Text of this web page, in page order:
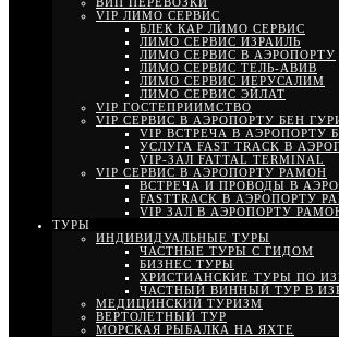
VIP ЛИМО СЕРВИС
БЛЕК КАР ЛИМО СЕРВИС
ЛИМО СЕРВИС ИЗРАИЛЬ
ЛИМО СЕРВИС В АЭРОПОРТУ
ЛИМО СЕРВИС ТЕЛЬ-АВИВ
ЛИМО СЕРВИС ИЕРУСАЛИМ
ЛИМО СЕРВИС ЭЙЛАТ
VIP ГОСТЕПРИИМСТВО
VIP СЕРВИС В АЭРОПОРТУ БЕН
VIP ВСТРЕЧА В АЭРОПОРТУ
УСЛУГА FAST TRACK В
VIP-ЗАЛ FATTAL TERMINAL
VIP СЕРВИС В АЭРОПОРТУ РАМОН
ВСТРЕЧА И ПРОВОДЫ В
FASTTRACK В АЭРОПОРТУ
VIP ЗАЛ В АЭРОПОРТУ
ТУРЫ
ИНДИВИДУАЛЬНЫЕ ТУРЫ
ЧАСТНЫЕ ТУРЫ С ГИДОМ
БИЗНЕС ТУРЫ
ХРИСТИАНСКИЕ ТУРЫ ПО
ЧАСТНЫЙ ВИННЫЙ ТУР В
МЕДИЦИНСКИЙ ТУРИЗМ
ВЕРТОЛЕТНЫЙ ТУР
МОРСКАЯ РЫБАЛКА НА ЯХТЕ